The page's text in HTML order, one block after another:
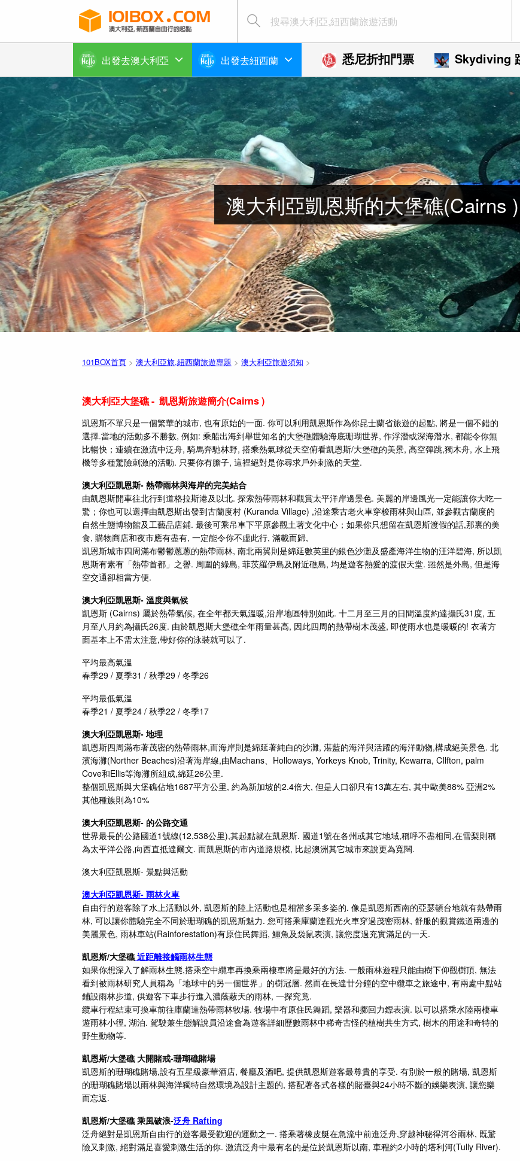
出發去澳大利亞 出發去紐西蘭 悉尼折扣門票 Skydiving
澳大利亞凱恩斯的大堡礁(Cairns
101BOX首頁 > 澳大利亞旅,紐西蘭旅遊專題 > 澳大利亞旅遊須知 >
澳大利亞大堡礁- 凱恩斯旅遊簡介(Cairns )
凱恩斯不單只是一個繁華的城市, 也有原始的一面. 你可以利用凱恩斯作為你昆士蘭省旅遊的起點, 將是一個不錯的
選擇.當地的活動多不勝數, 例如: 乘船出海到舉世知名的大堡礁體驗海底珊瑚世界, 作浮潛或深海潛水, 都能令你無
比暢快；連續在激流中泛舟, 騎馬奔馳林野, 搭乘熱氣球從天空俯看凱恩斯/大堡礁的美景, 高空彈跳,獨木舟, 水上飛
機等多種驚險刺激的活動. 只要你有膽子, 這裡絕對是你尋求戶外刺激的天堂.
澳大利亞凱恩斯- 熱帶雨林與海岸的完美結合
由凱恩斯開車往北行到道格拉斯港及以北. 探索熱帶雨林和觀賞太平洋岸邊景色. 美麗的岸邊風光一定能讓你大吃一
驚；你也可以選擇由凱恩斯出發到古蘭度村 (Kuranda Village) ,沿途乘古老火車穿梭雨林與山區, 並參觀古蘭度的
自然生態博物館及工藝品店鋪. 最後可乘吊車下平原參觀土著文化中心；如果你只想留在凱恩斯渡假的話,那裏的美
食, 購物商店和夜市應有盡有, 一定能令你不虛此行, 滿載而歸,
凱恩斯城市四周滿布鬱鬱蔥蔥的熱帶雨林, 南北兩翼則是綿延數英里的銀色沙灘及盛產海洋生物的汪洋碧海, 所以凱
恩斯有素有「熱帶首都」之譽. 周圍的綠島, 菲茨羅伊島及附近礁島, 均是遊客熱愛的渡假天堂. 雖然是外島, 但是海
空交通卻相當方便.
澳大利亞凱恩斯- 溫度與氣候
凱恩斯 (Cairns) 屬於熱帶氣候, 在全年都天氣溫暖,沿岸地區特別如此. 十二月至三月的日間溫度約達攝氏31度, 五
月至八月約為攝氏26度. 由於凱恩斯大堡礁全年雨量甚高, 因此四周的熱帶樹木茂盛, 即使雨水也是暖暖的! 衣著方
面基本上不需太注意,帶好你的泳裝就可以了.
平均最高氣溫
春季29 / 夏季31 / 秋季29 / 冬季26
平均最低氣溫
春季21 / 夏季24 / 秋季22 / 冬季17
澳大利亞凱恩斯- 地理
凱恩斯四周滿布著茂密的熱帶雨林,而海岸則是綿延著純白的沙灘, 湛藍的海洋與活躍的海洋動物,構成絕美景色. 北
濱海灘(Norther Beaches)沿著海岸線,由Machans、Holloways, Yorkeys Knob, Trinity, Kewarra, CIlfton, palm
Cove和Ellis等海灘所組成,綿延26公里.
整個凱恩斯與大堡礁佔地1687平方公里, 約為新加坡的2.4倍大, 但是人口卻只有13萬左右, 其中歐美88% 亞洲2%
其他種族則為10%
澳大利亞凱恩斯- 的公路交通
世界最長的公路國道1號線(12,538公里),其起點就在凱恩斯. 國道1號在各州或其它地域,稱呼不盡相同,在雪梨則稱
為太平洋公路,向西直抵達爾文. 而凱恩斯的市內道路規模, 比起澳洲其它城市來說更為寬闊.
澳大利亞凱恩斯- 景點與活動
澳大利亞凱恩斯- 雨林火車
自由行的遊客除了水上活動以外, 凱恩斯的陸上活動也是相當多采多姿的. 像是凱恩斯西南的亞瑟頓台地就有熱帶雨
林, 可以讓你體驗完全不同於珊瑚礁的凱恩斯魅力. 您可搭乘庫蘭達觀光火車穿過茂密雨林, 舒服的觀賞鐵道兩邊的
美麗景色, 雨林車站(Rainforestation)有原住民舞蹈, 鱷魚及袋鼠表演, 讓您度過充實滿足的一天.
凱恩斯/大堡礁 近距離接觸雨林生態
如果你想深入了解雨林生態,搭乘空中纜車再換乘兩棲車將是最好的方法. 一般雨林遊程只能由樹下仰觀樹頂, 無法
看到被雨林研究人員稱為「地球中的另一個世界」的樹冠層. 然而在長達廿分鐘的空中纜車之旅途中, 有兩處中點站
鋪設雨林步道, 供遊客下車步行進入濃蔭蔽天的雨林, 一探究竟.
纜車行程結束可換車前往庫蘭達熱帶雨林牧場. 牧場中有原住民舞蹈, 樂器和擲回力鏢表演. 以可以搭乘水陸兩棲車
遊雨林小徑, 湖泊. 駕駛兼生態解說員沿途會為遊客詳細歷數雨林中稀奇古怪的植樹共生方式, 樹木的用途和奇特的
野生動物等.
凱恩斯/大堡礁 大開賭戒-珊瑚礁賭場
凱恩斯的珊瑚礁賭場,設有五星級豪華酒店, 餐廳及酒吧, 提供凱恩斯遊客最尊貴的享受. 有別於一般的賭場, 凱恩斯
的珊瑚礁賭場以雨林與海洋獨特自然環境為設計主題的, 搭配著各式各樣的賭臺與24小時不斷的娛樂表演, 讓您樂
而忘返.
凱恩斯/大堡礁 乘風破浪-泛舟 Rafting
泛舟絕對是凱恩斯自由行的遊客最受歡迎的運動之一. 搭乘著橡皮艇在急流中前進泛舟,穿越神秘得河谷雨林, 既驚
險又刺激, 絕對滿足喜愛刺激生活的你. 激流泛舟中最有名的是位於凱恩斯以南, 車程約2小時的塔利河(Tully River).